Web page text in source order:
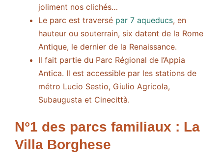
joliment nos clichés…
Le parc est traversé par 7 aqueducs, en
hauteur ou souterrain, six datent de la Rome
Antique, le dernier de la Renaissance.
Il fait partie du Parc Régional de l’Appia
Antica. Il est accessible par les stations de
métro Lucio Sestio, Giulio Agricola,
Subaugusta et Cinecittà.
N°1 des parcs familiaux : La
Villa Borghese